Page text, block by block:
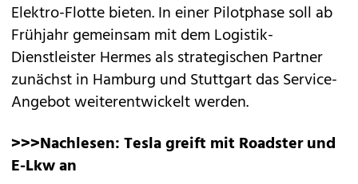
Elektro-Flotte bieten. In einer Pilotphase soll ab
Frühjahr gemeinsam mit dem Logistik-
Dienstleister Hermes als strategischen Partner
zunächst in Hamburg und Stuttgart das Service-
Angebot weiterentwickelt werden.
>>>Nachlesen:Tesla greift mit Roadster und
E-Lkw an